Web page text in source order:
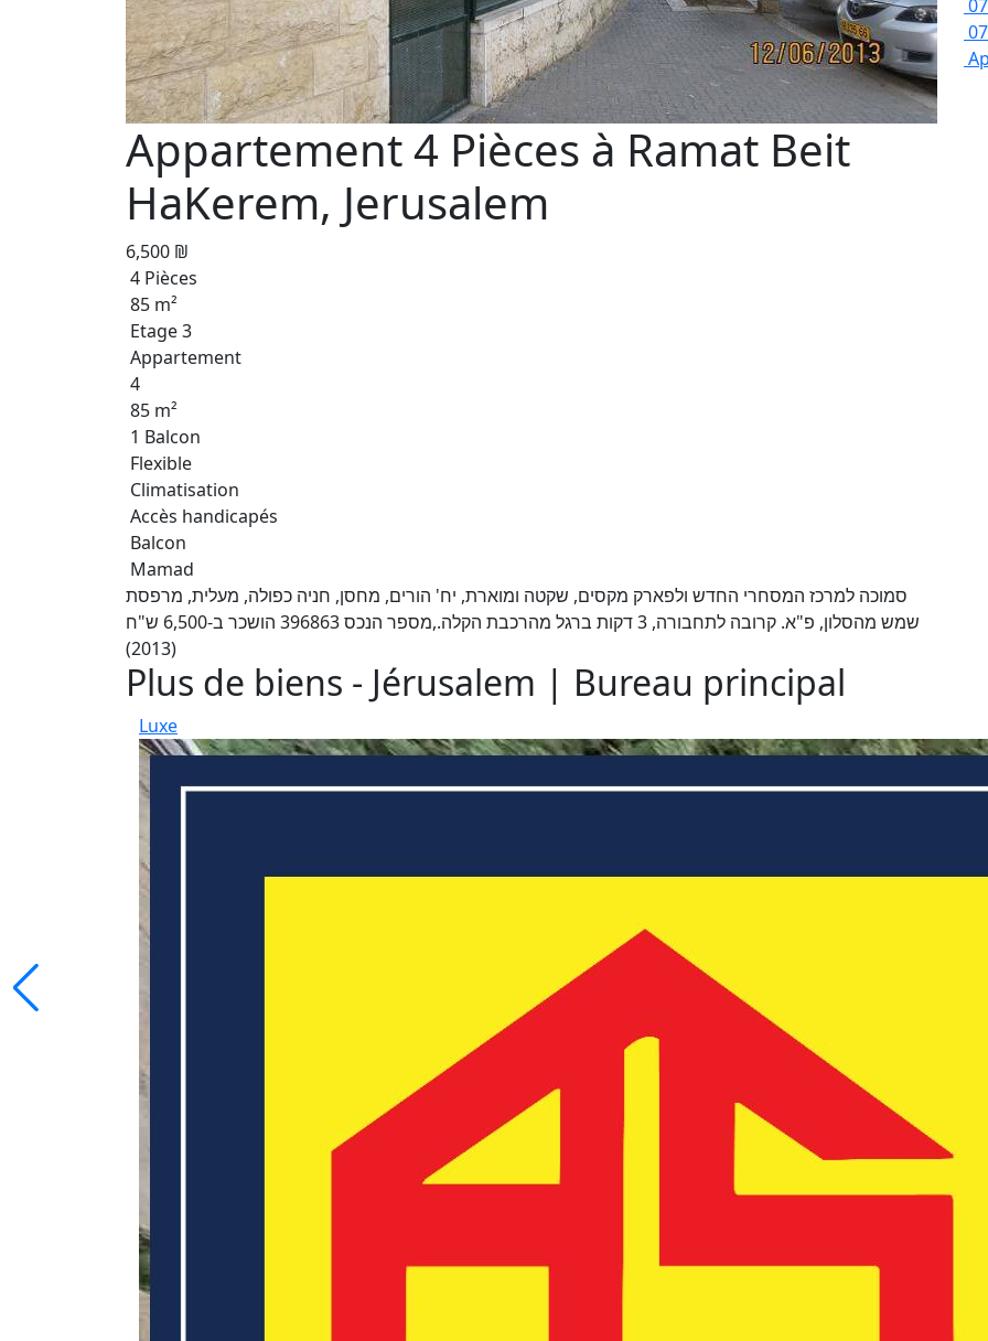
Appartement 4 Pièces à Ramat Beit
HaKerem, Jerusalem
6,500 ₪
4 Pièces
85 m²
Etage 3
Appartement
4
85 m²
1 Balcon
Flexible
Climatisation
Accès handicapés
Balcon
Mamad
סמוכה למרכז המסחרי החדש ולפארק מקסים, שקטה ומוארת, יח' הורים, מחסן, חניה כפולה, מעלית, מרפסת
שמש מהסלון, פ"א. קרובה לתחבורה, 3 דקות ברגל מהרכבת הקלה.,מספר הנכס 396863 הושכר ב-6,500 ש"ח
(2013)
Plus de biens - Jérusalem | Bureau principal
Luxe